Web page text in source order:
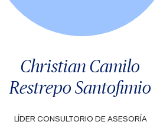
Christian Camilo
Restrepo Santofimio
LÍDER CONSULTORIO DE ASESORÍA